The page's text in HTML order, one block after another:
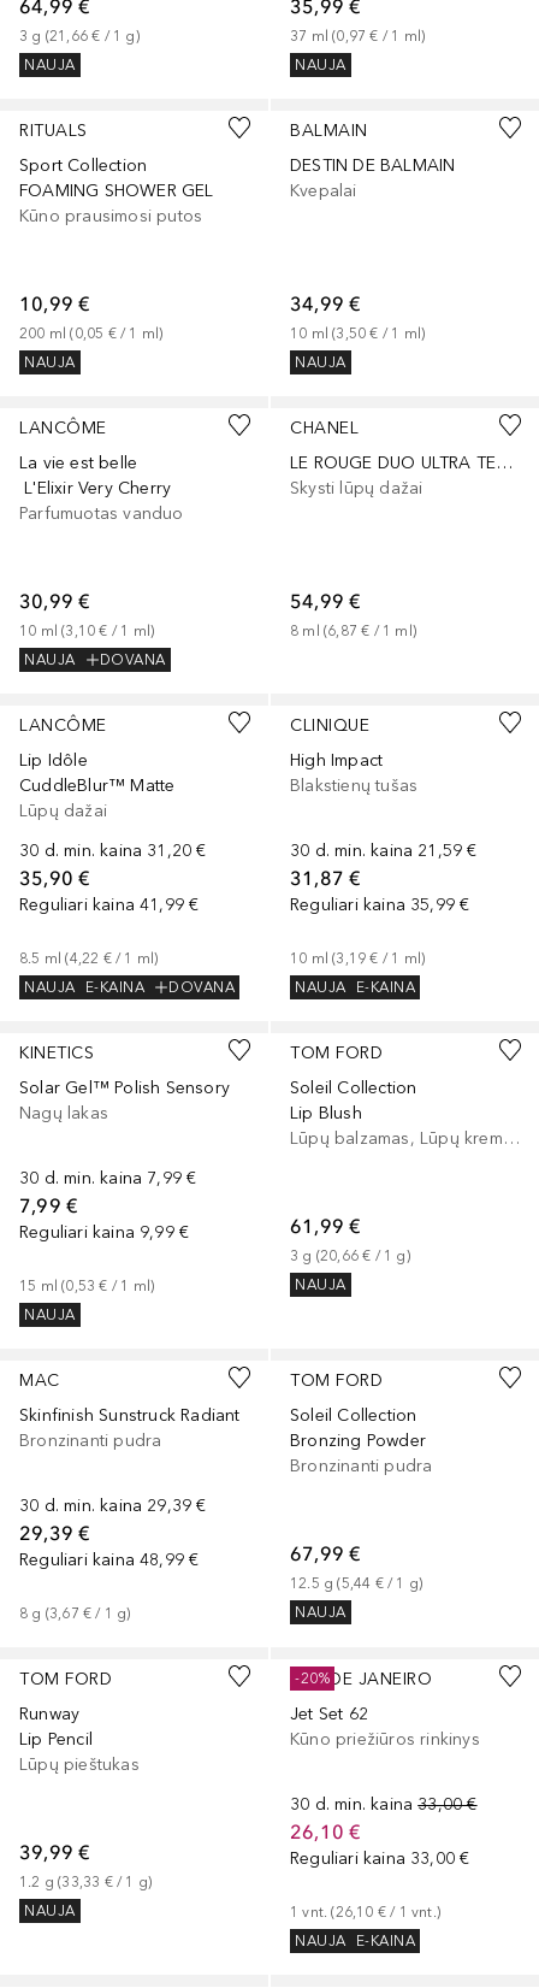
64,99 €
3 g (21,66 € / 1 g)
NAUJA
35,99 €
37 ml (0,97 € / 1 ml)
NAUJA
RITUALS
Sport Collection
FOAMING SHOWER GEL
Kūno prausimosi putos
10,99 €
200 ml (0,05 € / 1 ml)
NAUJA
BALMAIN
DESTIN DE BALMAIN
Kvepalai
34,99 €
10 ml (3,50 € / 1 ml)
NAUJA
LANCÔME
La vie est belle
L'Elixir Very Cherry
Parfumuotas vanduo
30,99 €
10 ml (3,10 € / 1 ml)
NAUJA
DOVANA
CHANEL
LE ROUGE DUO ULTRA TENUE
Skysti lūpų dažai
54,99 €
8 ml (6,87 € / 1 ml )
+11
LANCÔME
Lip Idôle
CuddleBlur™ Matte
Lūpų dažai
30 d. min. kaina 31,20 €
35,90 €
Reguliari kaina 41,99 €
8.5 ml (4,22 € / 1 ml)
NAUJA
E-KAINA DOVANA
+2
CLINIQUE
High Impact
Blakstienų tušas
30 d. min. kaina 21,59 €
31,87 €
Reguliari kaina 35,99 €
10 ml (3,19 € / 1 ml)
NAUJA
E-KAINA
KINETICS
Solar Gel™ Polish Sensory
Nagų lakas
30 d. min. kaina 7,99 €
7,99 €
Reguliari kaina 9,99 €
15 ml (0,53 € / 1 ml)
NAUJA
+5
TOM FORD
Soleil Collection
Lip Blush
Lūpų balzamas, Lūpų kremas
61,99 €
3 g (20,66 € / 1 g)
NAUJA
MAC
Skinfinish Sunstruck Radiant
Bronzinanti pudra
30 d. min. kaina 29,39 €
29,39 €
Reguliari kaina 48,99 €
8 g (3,67 € / 1 g)
+11
TOM FORD
Soleil Collection
Bronzing Powder
Bronzinanti pudra
67,99 €
12.5 g (5,44 € / 1 g)
NAUJA
TOM FORD
Runway
Lip Pencil
Lūpų pieštukas
39,99 €
1.2 g (33,33 € / 1 g)
NAUJA
+3
SOL DE JANEIRO
Jet Set 62
Kūno priežiūros rinkinys
30 d. min. kaina 33,00 €
26,10 €
Reguliari kaina 33,00 €
1 vnt. (26,10 € / 1 vnt.)
NAUJA
E-KAINA
-20%
+3